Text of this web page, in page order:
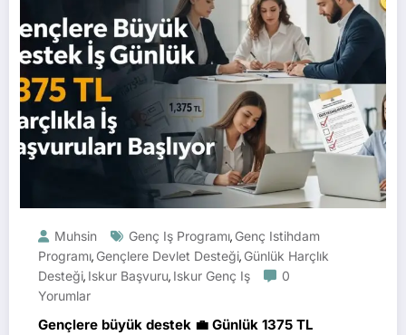
Muhsin Genç Iş Programı, Genç Istihdam
Programı, Gençlere Devlet Desteği, Günlük Harçlık
Desteği, Iskur Başvuru, Iskur Genç Iş
0
Yorumlar
Gençlere büyük destek 💼 Günlük 1375 TL